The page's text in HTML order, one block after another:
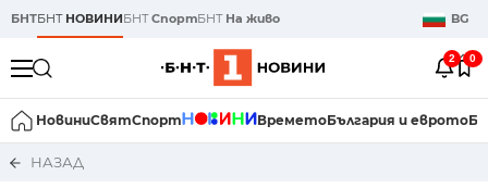
БНТБНТ НОВИНИБНТСпортБНТ На живо BG
2 0
НовиниСвятСпорт ВреметоБългария и еврото
НАЗАД